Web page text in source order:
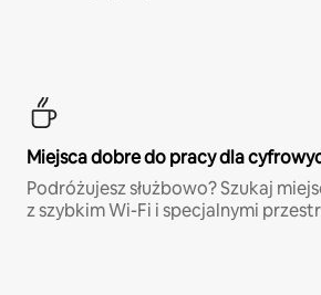
Miejsca dobre do pracy dla
Podróżujesz służbowo? Szukaj
z szybkim Wi-Fi i specjalnymi